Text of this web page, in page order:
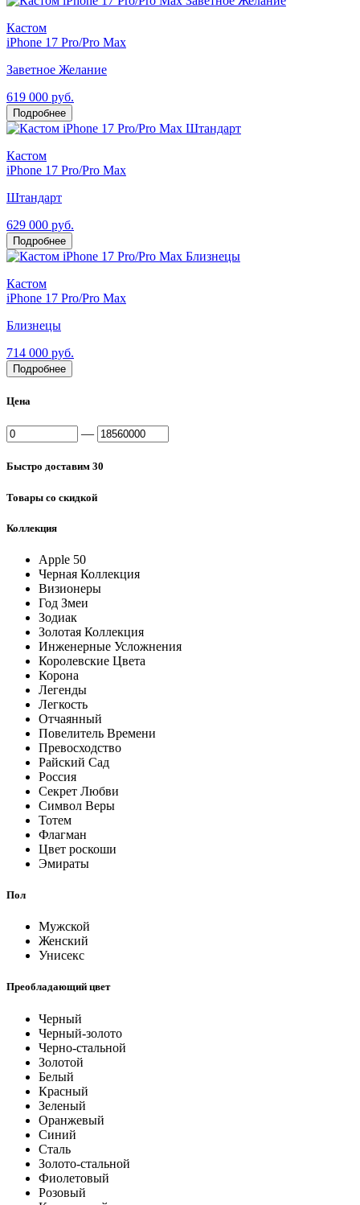
Кастом
iPhone 17 Pro/Pro Max
Заветное Желание
619 000 руб.
Подробнее
Кастом
iPhone 17 Pro/Pro Max
Штандарт
629 000 руб.
Подробнее
Кастом
iPhone 17 Pro/Pro Max
Близнецы
714 000 руб.
Подробнее
Цена
—
Быстро доставим 30
Товары со скидкой
Коллекция
Apple 50
Черная Коллекция
Визионеры
Год Змеи
Зодиак
Золотая Коллекция
Инженерные Усложнения
Королевские Цвета
Корона
Легенды
Легкость
Отчаянный
Повелитель Времени
Превосходство
Райский Сад
Россия
Секрет Любви
Символ Веры
Тотем
Флагман
Цвет роскоши
Эмираты
Пол
Мужской
Женский
Унисекс
Преобладающий цвет
Черный
Черный-золото
Черно-стальной
Золотой
Белый
Красный
Зеленый
Оранжевый
Синий
Сталь
Золото-стальной
Фиолетовый
Розовый